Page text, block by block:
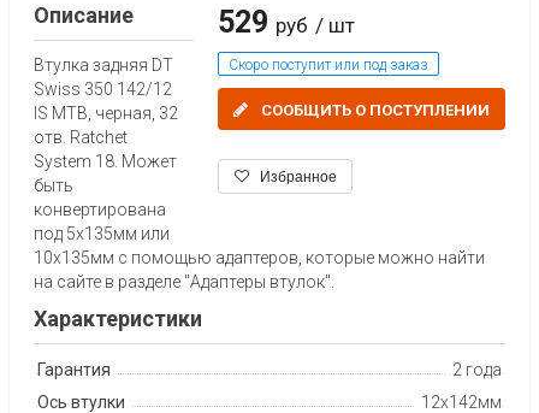
529 руб / шт
Скоро поступит или под заказ
СООБЩИТЬ О ПОСТУПЛЕНИИ
Избранное
Описание
Втулка задняя DT
Swiss 350 142/12
IS MTB, черная, 32
отв. Ratchet
System 18. Может
быть
конвертирована
под 5х135мм или
10х135мм с помощью адаптеров, которые можно найти
на сайте в разделе "Адаптеры втулок".
Характеристики
Гарантия
2 года
Ось втулки
12х142мм